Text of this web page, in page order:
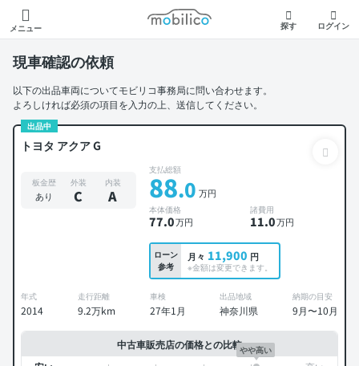
メニュー
モビリコ
探す ログイン
現車確認の依頼
以下の出品車両についてモビリコ事務局に問い合わせます。
よろしければ必須の項目を入力の上、送信してください。
出品中
トヨタ アクア G
板金歴
あり
外装
C
内装
A
支払総額
88.0 万円
本体価格
77.0万円
諸費用
11.0万円
ローン
参考
月々 11,900 円
※金額は変更できます。
年式
2014
走行距離
9.2万km
車検
27年1月
出品地域
神奈川県
納期の目安
9月〜10月
中古車販売店の価格との比較やや高い